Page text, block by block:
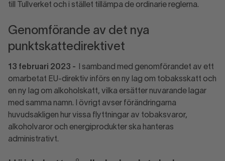
till Tullverket och i stället tillämpa de ordinarie reglerna.
Genomförande av det nya
punktskattedirektivet
13 februari 2023 -
I samband med genomförandet av ett
omarbetat EU-direktiv införs en ny lag om tobaksskatt och
en ny lag om alkoholskatt, vilka ersätter nuvarande lagar
med samma namn. I övrigt avser förändringarna
huvudsakligen hur vissa flyttningar av tobaksvaror,
alkoholvaror och energiprodukter ska hanteras
administrativt.